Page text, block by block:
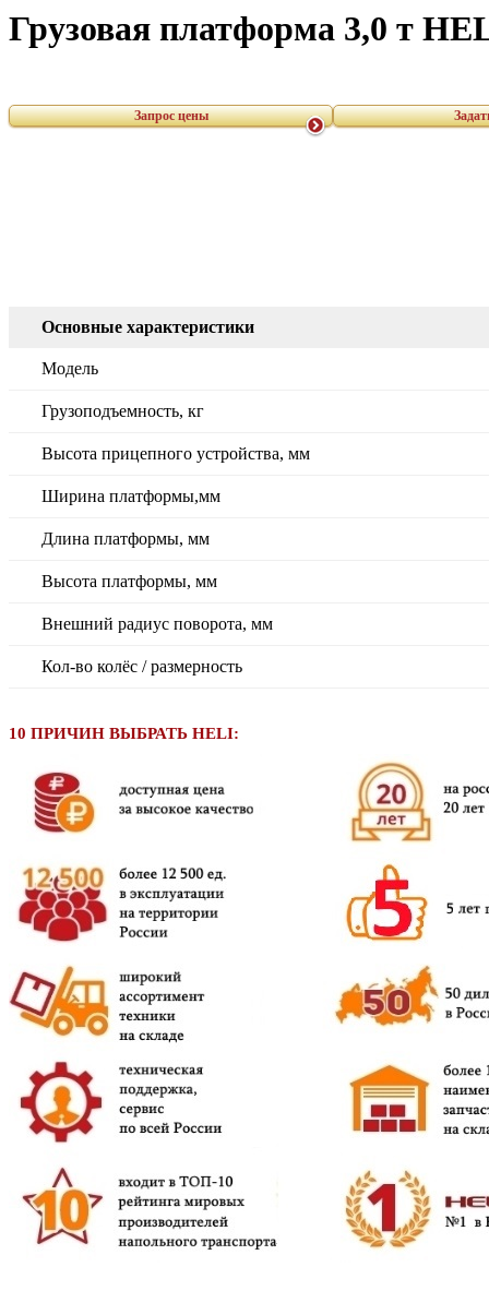
Грузовая платформа 3,0 т
Запрос цены
Основные характеристики
Модель
Грузоподъемность, кг
Высота прицепного устройства, мм
Ширина платформы,мм
Длина платформы, мм
Высота платформы, мм
Внешний радиус поворота, мм
Кол-во колёс / размерность
10 ПРИЧИН ВЫБРАТЬ HELI: